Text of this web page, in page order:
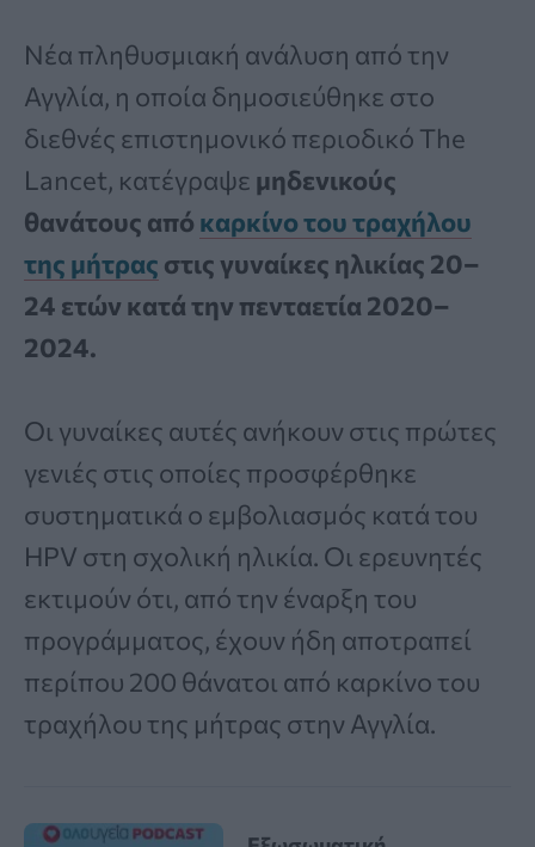
Νέα πληθυσμιακή ανάλυση από την
Αγγλία, η οποία δημοσιεύθηκε στο
διεθνές επιστημονικό περιοδικό The
Lancet, κατέγραψε μηδενικούς
θανάτους από καρκίνο του τραχήλου
της μήτρας στις γυναίκες ηλικίας 20–
24 ετών κατά την πενταετία 2020–
2024.
Οι γυναίκες αυτές ανήκουν στις πρώτες
γενιές στις οποίες προσφέρθηκε
συστηματικά ο εμβολιασμός κατά του
HPV στη σχολική ηλικία. Οι ερευνητές
εκτιμούν ότι, από την έναρξη του
προγράμματος, έχουν ήδη αποτραπεί
περίπου 200 θάνατοι από καρκίνο του
τραχήλου της μήτρας στην Αγγλία.